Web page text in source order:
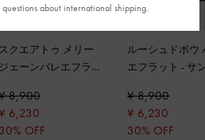
スクエアトゥ メリー
ジェーンバレエフラッ
8,900
¥ 6,230
30% OFF
ルーシュドボウ
エフラット- サ
¥ 8,900
¥ 6,230
30% OFF
about international shipping.